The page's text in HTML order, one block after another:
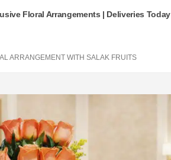
Floral Arrangements | Deliveries Today
ARRANGEMENT WITH SALAK FRUITS